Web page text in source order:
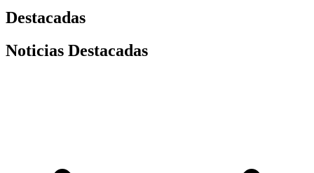
Destacadas
Noticias Destacadas